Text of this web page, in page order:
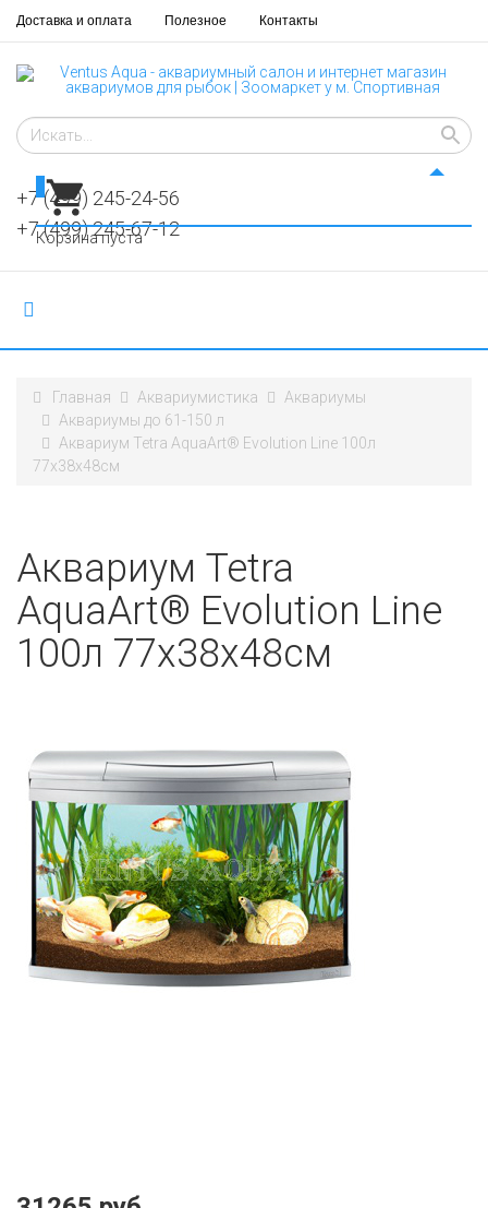
Доставка и оплата Полезное Контакты
+7 (499) 245-24-56
+7 (499) 245-67-12
Корзина пуста
Главная Аквариумистика
Аквариумы
Аквариумы до 61-150 л
Аквариум Tetra AquaArt® Evolution Line 100л
77x38x48см
Аквариум Tetra
AquaArt® Evolution Line
100л 77x38x48см